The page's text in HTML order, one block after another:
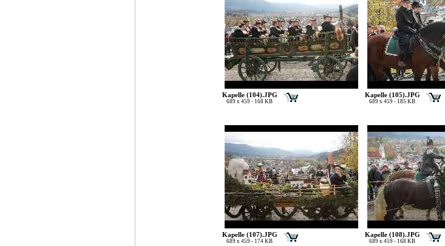
Kapelle (104).JPG
689 x 459 - 168 KB
Kapelle (105).JPG
689 x 459 - 185 KB
Kapelle (107).JPG
689 x 459 - 174 KB
Kapelle (108).JPG
689 x 459 - 168 KB